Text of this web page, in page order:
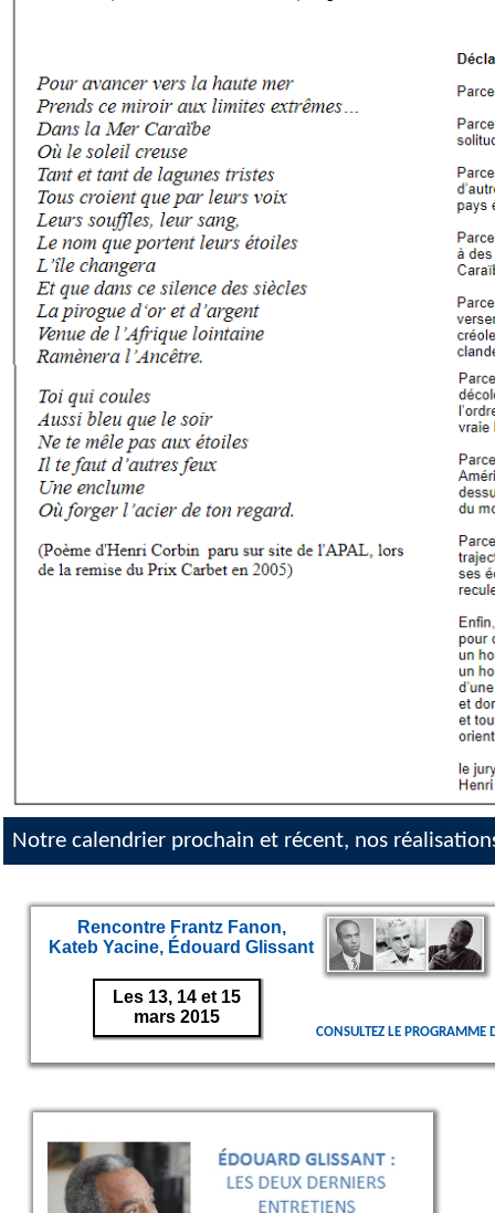
Notre calendrier prochain et récent, nos
Rencontre Frantz Fanon,
Kateb Yacine, Édouard Glissant
Les 13, 14 et 15
mars 2015
CONSULTEZ LE PROGRAMME